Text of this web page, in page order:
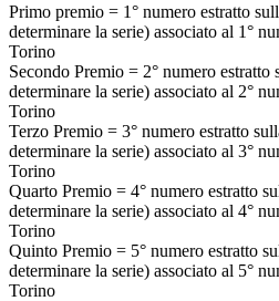
Primo premio = 1° numero estratto
determinare la serie) associato al 1°
Torino
Secondo Premio = 2° numero
determinare la serie) associato al 2°
Torino
Terzo Premio = 3° numero estratto
determinare la serie) associato al 3°
Torino
Quarto Premio = 4° numero estratto
determinare la serie) associato al 4°
Torino
Quinto Premio = 5° numero estratto
determinare la serie) associato al 5°
Torino